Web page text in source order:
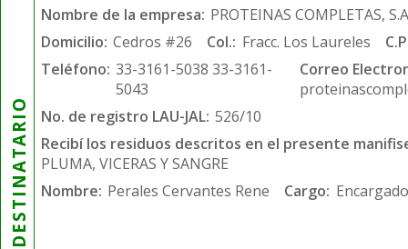
DESTINATARIO
Nombre de la empresa: PROTEINAS COMPLETAS,
Domicilio: Cedros #26 Col.: Fracc. Los Laureles
Teléfono: 33-3161-5038 33-3161-
5043
Correo
No. de registro LAU-JAL: 526/10
Recibí los residuos descritos en el presente
PLUMA, VICERAS Y SANGRE
Nombre: Perales Cervantes Rene Cargo: